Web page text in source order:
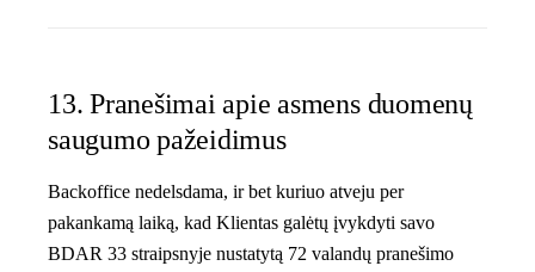
13. Pranešimai apie asmens duomenų
saugumo pažeidimus
Backoffice nedelsdama, ir bet kuriuo atveju per
pakankamą laiką, kad Klientas galėtų įvykdyti savo
BDAR 33 straipsnyje nustatytą 72 valandų pranešimo